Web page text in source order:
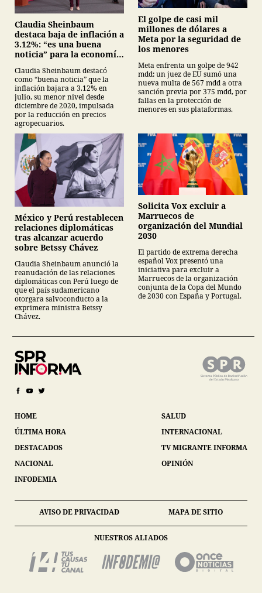
Claudia Sheinbaum
destaca baja de inflación a
3.12%: “es una buena
noticia” para la economía
Claudia Sheinbaum destacó
como “buena noticia” que la
inflación bajara a 3.12% en
julio, su menor nivel desde
diciembre de 2020, impulsada
por la reducción en precios
agropecuarios.
El golpe de casi mil
millones de dólares a
Meta por la seguridad de
los menores
Meta enfrenta un golpe de 942
mdd: un juez de EU sumó una
nueva multa de 567 mdd a otra
sanción previa por 375 mdd, por
fallas en la protección de
menores en sus plataformas.
México y Perú restablecen
relaciones diplomáticas
tras alcanzar acuerdo
sobre Betssy Chávez
Claudia Sheinbaum anunció la
reanudación de las relaciones
diplomáticas con Perú luego de
que el país sudamericano
otorgara salvoconducto a la
exprimera ministra Betssy
Chávez.
Solicita Vox excluir a
Marruecos de
organización del Mundial
2030
El partido de extrema derecha
español Vox presentó una
iniciativa para excluir a
Marruecos de la organización
conjunta de la Copa del Mundo
de 2030 con España y Portugal.
HOME
ÚLTIMA HORA
DESTACADOS
NACIONAL
INFODEMIA
SALUD
INTERNACIONAL
TV MIGRANTE INFORMA
OPINIÓN
AVISO DE PRIVACIDAD MAPA DE SITIO
NUESTROS ALIADOS